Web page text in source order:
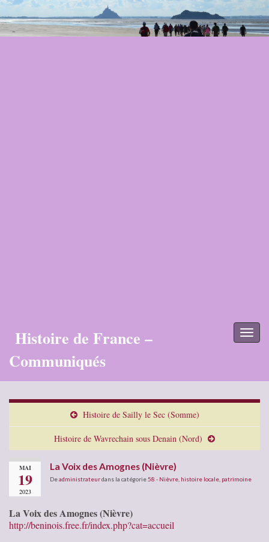
Histoire de France –
Communiqués
Histoire de Sailly le Sec (Somme)
Histoire de Wavrechain sous Denain (Nord)
MAI
19
2023
La Voix des Amognes (Nièvre)
Deadministrateurdans la catégorie 58 - Nièvre histoire locale patrimoine
La Voix des Amognes (Nièvre)
http://beninois.free.fr/index.php?cat=accueil